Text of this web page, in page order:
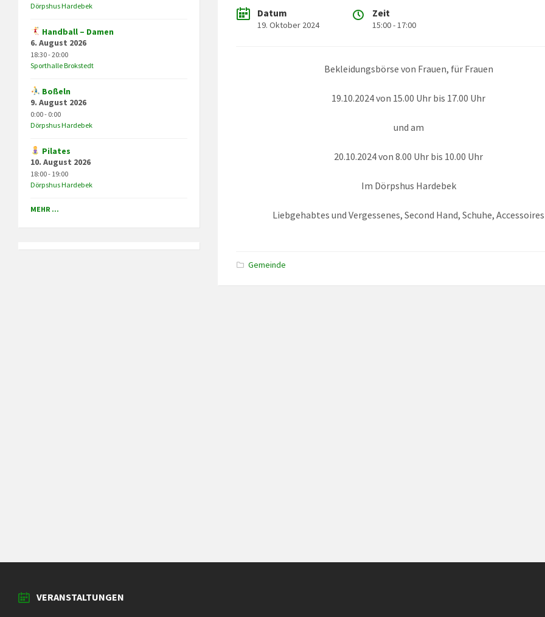
Datum
19. Oktober 2024
Zeit
15:00 - 17:00
Bekleidungsbörse von Frauen, für Frauen
19.10.2024 von 15.00 Uhr bis 17.00 Uhr
und am
20.10.2024 von 8.00 Uhr bis 10.00 Uhr
Im Dörpshus Hardebek
Liebgehabtes und Vergessenes, Second Hand, Schuhe, Accessoires
Gemeinde
Dörpshus Hardebek
Handball – Damen
6. August 2026
18:30 - 20:00
Sporthalle Brokstedt
Boßeln
9. August 2026
0:00 - 0:00
Dörpshus Hardebek
Pilates
10. August 2026
18:00 - 19:00
Dörpshus Hardebek
MEHR ...
VERANSTALTUNGEN